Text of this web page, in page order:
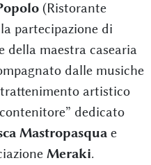
(Ristorante
partecipazione di
della maestra casearia
dalle musiche
artistico
dedicato
Mastropasquae
Meraki.